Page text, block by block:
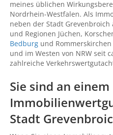
meines üblichen
Nordrhein-Westfalen. Als
neben der Stadt
und Regionen Jüchen,
Bedburg und
und im Westen von NRW seit
zahlreiche
Sie sind an einem
Stadt